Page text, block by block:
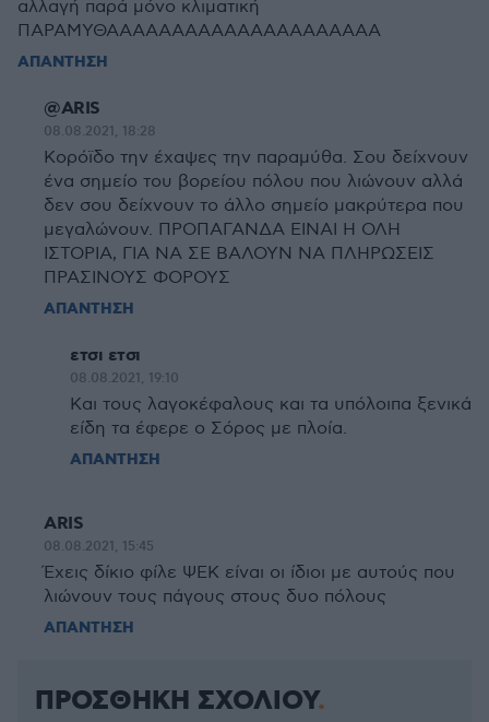
αλλαγή παρά μόνο κλιματική
ΠΑΡΑΜΥΘΑΑΑΑΑΑΑΑΑΑΑΑΑΑΑΑΑΑΑΑΑ
ΑΠΑΝΤΗΣΗ
@ARIS
08.08.2021, 18:28
Κορόϊδο την έχαψες την παραμύθα. Σου δείχνουν
ένα σημείο του βορείου πόλου που λιώνουν αλλά
δεν σου δείχνουν το άλλο σημείο μακρύτερα που
μεγαλώνουν. ΠΡΟΠΑΓΑΝΔΑ ΕΙΝΑΙ Η ΟΛΗ
ΙΣΤΟΡΙΑ, ΓΙΑ ΝΑ ΣΕ ΒΑΛΟΥΝ ΝΑ ΠΛΗΡΩΣΕΙΣ
ΠΡΑΣΙΝΟΥΣ ΦΟΡΟΥΣ
ΑΠΑΝΤΗΣΗ
ετσι ετσι
08.08.2021, 19:10
Και τους λαγοκέφαλους και τα υπόλοιπα ξενικά
είδη τα έφερε ο Σόρος με πλοία.
ΑΠΑΝΤΗΣΗ
ARIS
08.08.2021, 15:45
Έχεις δίκιο φίλε ΨΕΚ είναι οι ίδιοι με αυτούς που
λιώνουν τους πάγους στους δυο πόλους
ΑΠΑΝΤΗΣΗ
ΠΡΟΣΘΗΚΗ ΣΧΟΛΙΟΥ